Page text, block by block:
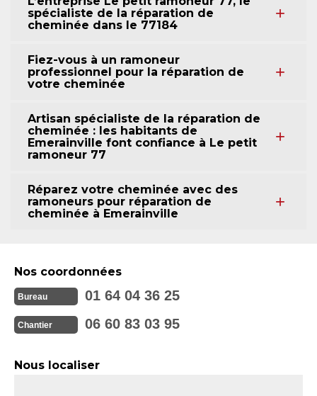
spécialiste de la réparation de
cheminée dans le 77184
Fiez-vous à un ramoneur
professionnel pour la réparation de
votre cheminée
Artisan spécialiste de la réparation de
cheminée : les habitants de
Emerainville font confiance à Le petit
ramoneur 77
Réparez votre cheminée avec des
ramoneurs pour réparation de
cheminée à Emerainville
Nos coordonnées
Bureau 01 64 04 36 25
Chantier 06 60 83 03 95
Nous localiser